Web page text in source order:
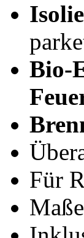
Bio-
Für